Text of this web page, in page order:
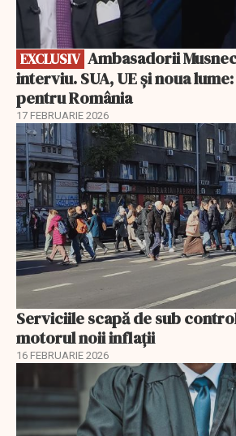
EXCLUSIV
interviu. SUA, UE și noua
pentru România
17 FEBRUARIE 2026
Serviciile scapă de sub
motorul noii inflații
16 FEBRUARIE 2026